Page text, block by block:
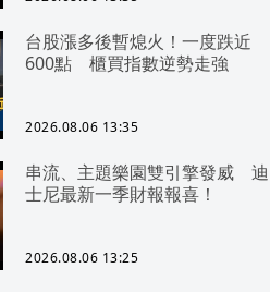
台股漲多後暫熄火！一度跌近
600點 櫃買指數逆勢走強
2026.08.06 13:35
串流、主題樂園雙引擎發威 迪
士尼最新一季財報報喜！
2026.08.06 13:25